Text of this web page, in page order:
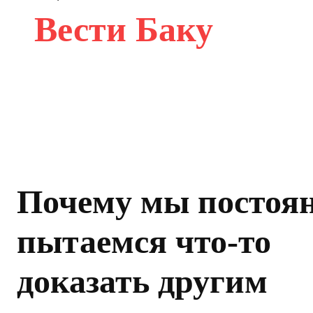
Вести Баку
Почему мы
пытаемся что-то
доказать другим